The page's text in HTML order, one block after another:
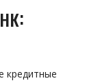
кредитные